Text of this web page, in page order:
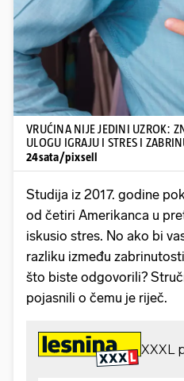
VRUĆINA NIJE JEDINI UZROK:
ULOGU IGRAJU I STRES I
24sata/pixsell
Studija iz 2017. godine
od četiri Amerikanca u
iskusio stres. No ako bi
razliku između
što biste odgovorili?
pojasnili o čemu je riječ.